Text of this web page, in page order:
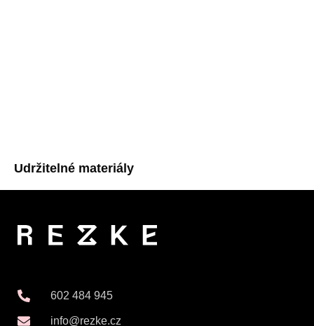
Udržitelné materiály
602 484 945
info@rezke.cz